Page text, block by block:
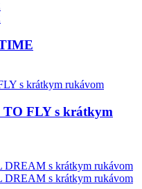
TO FLY s krátkym